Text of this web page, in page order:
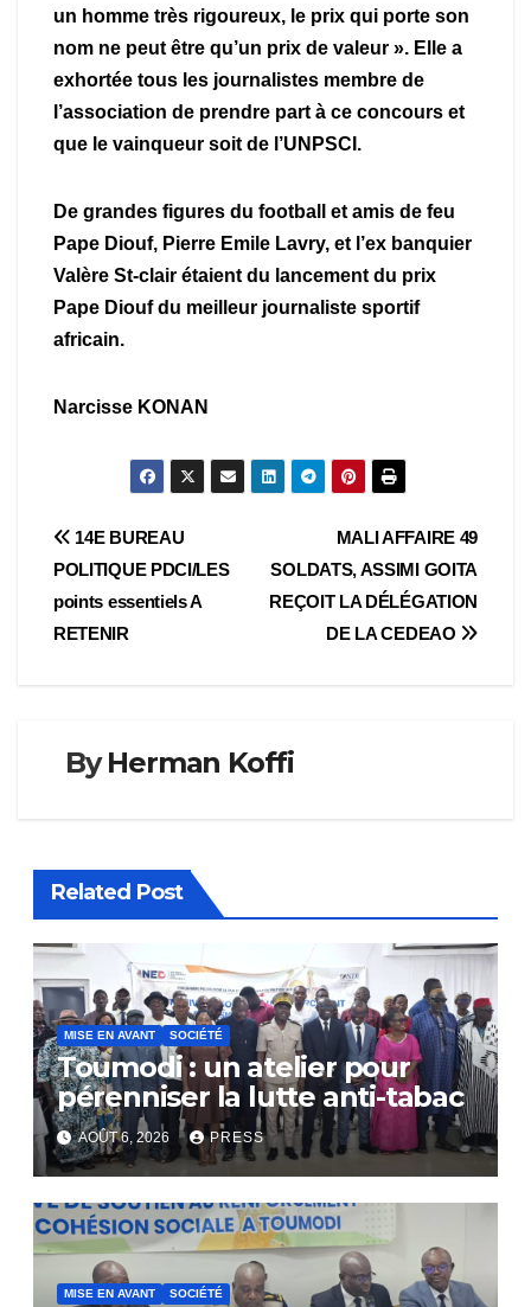
un homme très rigoureux, le prix qui porte son
nom ne peut être qu’un prix de valeur ». Elle a
exhortée tous les journalistes membre de
l’association de prendre part à ce concours et
que le vainqueur soit de l’UNPSCI.
De grandes figures du football et amis de feu
Pape Diouf, Pierre Emile Lavry, et l’ex banquier
Valère St-clair étaient du lancement du prix
Pape Diouf du meilleur journaliste sportif
africain.
Narcisse KONAN
Navigation
de
l’article
MALI AFFAIRE 49
SOLDATS, ASSIMI GOITA
REÇOIT LA DÉLÉGATION
DE LA CEDEAO
14E BUREAU
POLITIQUE PDCI/LES
points essentiels A
RETENIR
ByHerman Koffi
Related Post
MISE EN AVANT SOCIÉTÉ
Toumodi : un atelier pour
pérenniser la lutte anti-tabac
AOÛT 6, 2026 PRESS
MISE EN AVANT SOCIÉTÉ